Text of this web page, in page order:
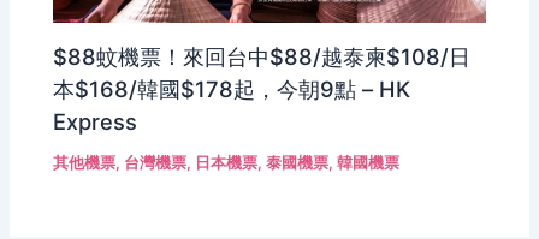
$88蚊機票！來回台中$88/越泰柬$108/日
本$168/韓國$178起，今朝9點 – HK
Express
其他機票, 台灣機票, 日本機票,泰國機票,韓國機票